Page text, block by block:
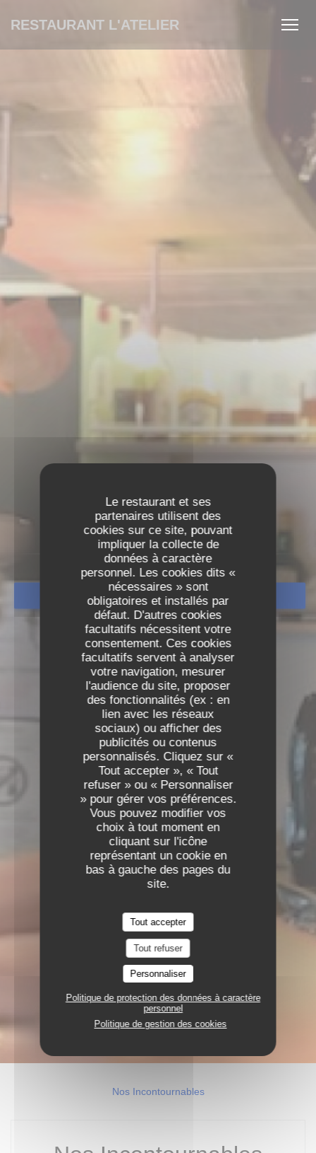
Le restaurant et ses
partenaires utilisent des
cookies sur ce site, pouvant
impliquer la collecte de
données à caractère
personnel. Les cookies dits «
nécessaires » sont
obligatoires et installés par
défaut. D'autres cookies
facultatifs nécessitent votre
consentement. Ces cookies
facultatifs servent à analyser
votre navigation, mesurer
l'audience du site, proposer
des fonctionnalités (ex : en
lien avec les réseaux
sociaux) ou afficher des
publicités ou contenus
personnalisés. Cliquez sur «
Tout accepter », « Tout
refuser » ou « Personnaliser
» pour gérer vos préférences.
Vous pouvez modifier vos
choix à tout moment en
cliquant sur l'icône
représentant un cookie en
bas à gauche des pages du
site.
Tout accepter
Tout refuser
Personnaliser
Politique de protection des données à caractère
personnel
Politique de gestion des cookies
RESTAURANT L'ATELIER
CARTES & MENUS
RÉSERVER
Nos Incontournables